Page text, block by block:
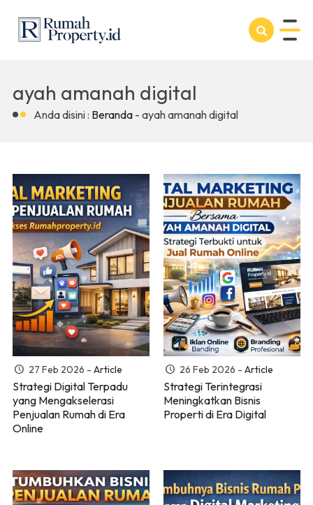
ayah amanah digital
Anda disini : Beranda - ayah amanah digital
27 Feb 2026 - Article
Strategi Digital Terpadu
yang Mengakselerasi
Penjualan Rumah di Era
Online
26 Feb 2026 - Article
Strategi Terintegrasi
Meningkatkan Bisnis
Properti di Era Digital